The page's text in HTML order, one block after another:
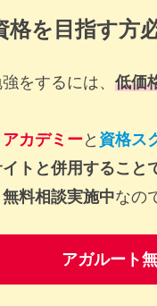
格を目指す方
をするには、 低価
カデミーと 資格ス
トと併用すること
料相談実施中なの
アガルート